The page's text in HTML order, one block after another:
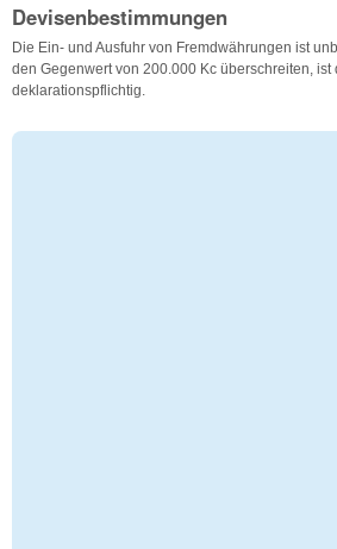
Devisenbestimmungen
Die Ein- und Ausfuhr von Fremdwährungen ist
den Gegenwert von 200.000 Kc überschreiten,
deklarationspflichtig.